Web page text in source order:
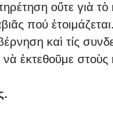
οὔτε γιὰ
πού
καὶ τίς
ἐκτεθοῦμε